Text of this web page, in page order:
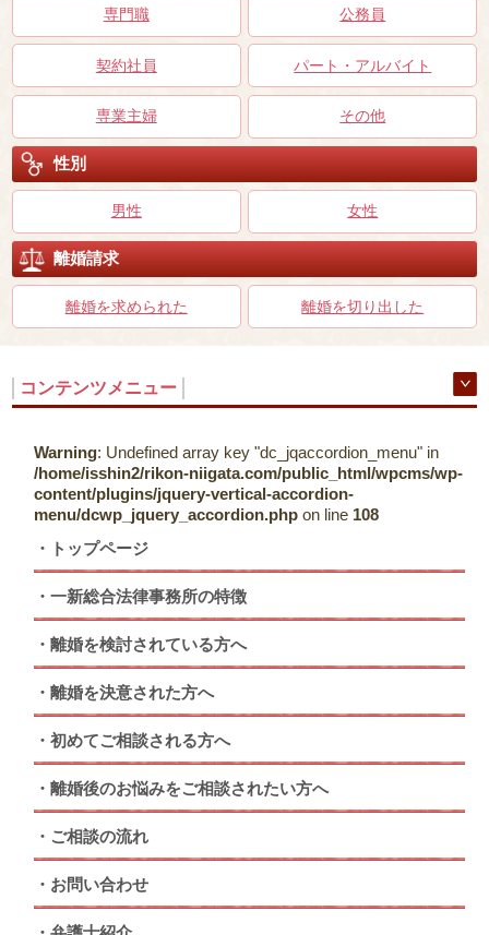
専門職 公務員
契約社員 パート・アルバイト
専業主婦 その他
性別
男性 女性
離婚請求
離婚を求められた 離婚を切り出した
コンテンツメニュー
Warning: Undefined array key "dc_jqaccordion_menu" in
/home/isshin2/rikon-niigata.com/public_html/wpcms/wp-
content/plugins/jquery-vertical-accordion-
menu/dcwp_jquery_accordion.php on line 108
トップページ
一新総合法律事務所の特徴
離婚を検討されている方へ
離婚を決意された方へ
初めてご相談される方へ
離婚後のお悩みをご相談されたい方へ
ご相談の流れ
お問い合わせ